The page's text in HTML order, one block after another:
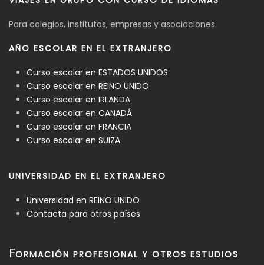
Para colegios, institutos, empresas y asociaciones.
AÑO ESCOLAR EN EL EXTRANJERO
Curso escolar en ESTADOS UNIDOS
Curso escolar en REINO UNIDO
Curso escolar en IRLANDA
Curso escolar en CANADÁ
Curso escolar en FRANCIA
Curso escolar en SUIZA
UNIVERSIDAD EN EL EXTRANJERO
Universidad en REINO UNIDO
Contacta para otros países
FORMACIÓN PROFESIONAL Y OTROS ESTUDIOS